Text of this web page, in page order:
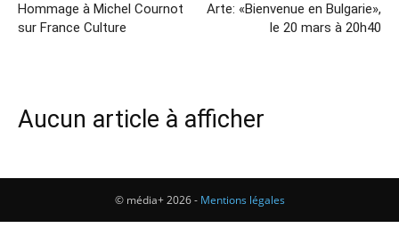
Hommage à Michel Cournot
sur France Culture
Arte: «Bienvenue en Bulgarie»,
le 20 mars à 20h40
Aucun article à afficher
© média+ 2026 - Mentions légales